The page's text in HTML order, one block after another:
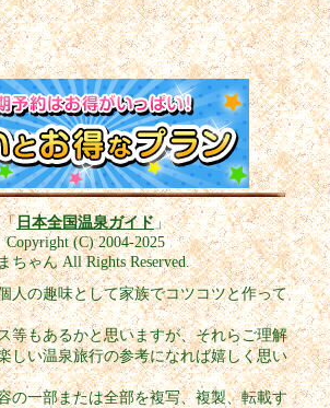
「日本全国温泉ガイド」
Copyright (C) 2004-2025
ちゃん All Rights Reserved.
人の趣味として家族でコツコツと作って
等もあるかと思いますが、それらご理解
しい温泉旅行の参考になれば嬉しく思い
の一部または全部を複写、複製、転載す